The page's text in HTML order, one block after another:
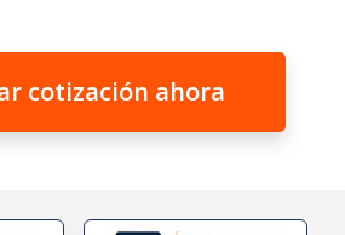
cotización ahora